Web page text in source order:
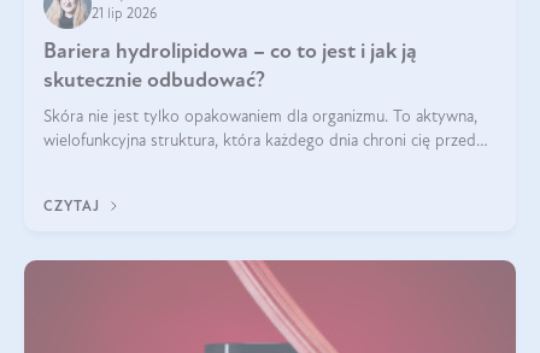
21 lip 2026
Bariera hydrolipidowa – co to jest i jak ją
skutecznie odbudować?
Skóra nie jest tylko opakowaniem dla organizmu. To aktywna,
wielofunkcyjna struktura, która każdego dnia chroni cię przed
bariera hydrolipidowa.
CZYTAJ